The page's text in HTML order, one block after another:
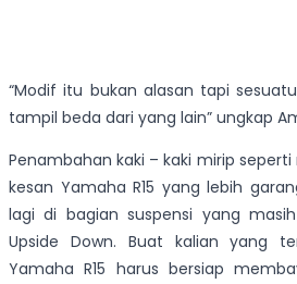
“Modif itu bukan alasan tapi
tampil beda dari yang lain” ungkap
Penambahan kaki – kaki mirip
kesan Yamaha R15 yang lebih
lagi di bagian suspensi yang
Upside Down. Buat kalian yang
Yamaha R15 harus bersiap